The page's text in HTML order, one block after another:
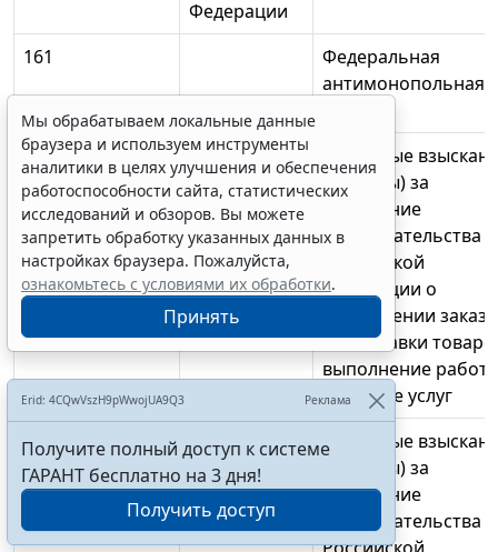
Федерации
161
Федеральная
антимонопольная
161
1 16 33000 00
0000 140
Денежные
(штрафы) за
нарушение
законодательства
Российской
Федерации о
размещении
на поставки
выполнение работ,
оказание услуг
161
1 16 33070 07
0000 140
Денежные
(штрафы) за
нарушение
законодательства
Мы обрабатываем локальные данные
браузера и используем инструменты
аналитики в целях улучшения и обеспечения
работоспособности сайта, статистических
исследований и обзоров. Вы можете
запретить обработку указанных данных в
настройках браузера. Пожалуйста,
ознакомьтесь с условиями их обработки.
Принять
Erid: 4CQwVszH9pWwojUA9Q3 Реклама
Получите полный доступ к системе
ГАРАНТ бесплатно на 3 дня!
Получить доступ